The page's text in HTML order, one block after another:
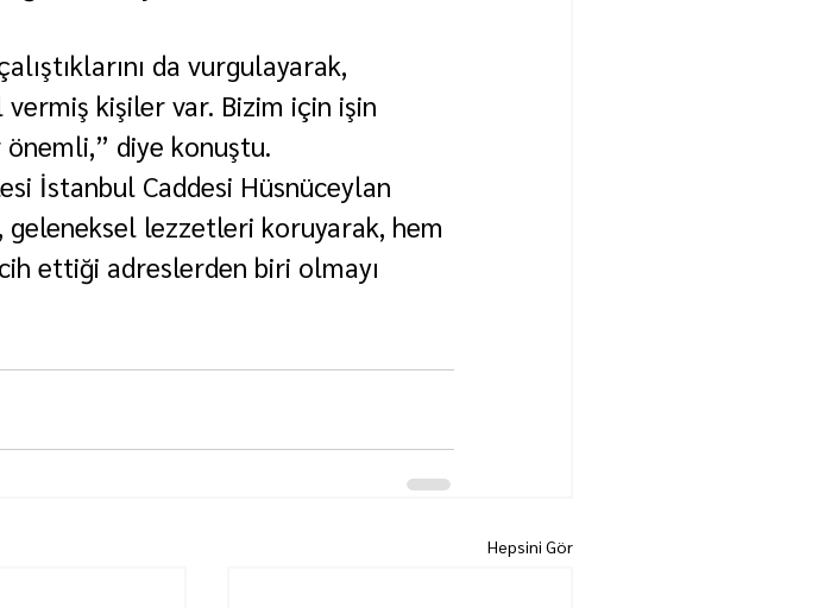
da vurgulayarak,
kişiler var. Bizim için işin
önemli,” diye konuştu.
İstanbul Caddesi Hüsnüceylan
geleneksel lezzetleri koruyarak, hem
ettiği adreslerden biri olmayı
Hepsini Gör